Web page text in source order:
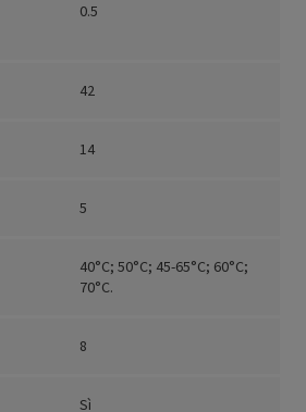
0.5
42
14
5
40°C; 50°C; 45-65°C; 60°C;
70°C.
8
Sì